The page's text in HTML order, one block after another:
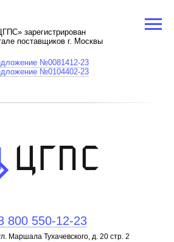
зарегистрирован
поставщиков г. Москвы
№0081412-23
№0104402-23
800 550-12-23
Маршала Тухачевского, д. 20 стр. 2